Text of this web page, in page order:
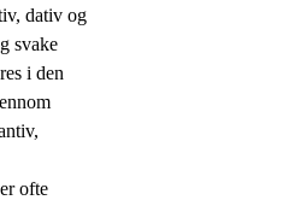
dativ og
svake
i den
ofte